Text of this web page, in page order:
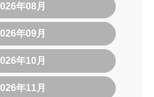
年08月
年09月
年10月
年11月